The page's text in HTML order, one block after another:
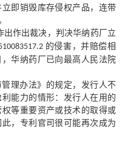
即销毁库存侵权产品，连带
出作出裁决，判决华纳药厂立
的侵害，并赔偿相
华纳药厂已向最高人民法院
理办法》的规定，发行人不
能力的情形：发行人在用的
等重要资产或技术的取得或
，专利官司很可能再次成为